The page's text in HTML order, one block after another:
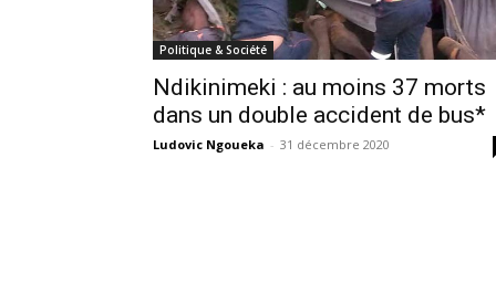
Politique & Société
Ndikinimeki : au moins 37 morts
dans un double accident de bus*
Ludovic Ngoueka - 31 décembre 2020